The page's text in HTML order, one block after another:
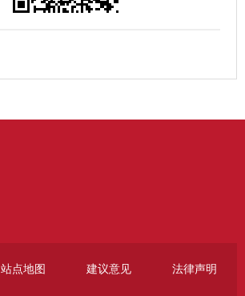
站点地图 建议意见 法律声明